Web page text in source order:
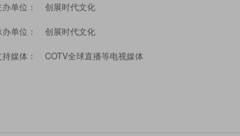
单位： 创展时代文化
单位： 创展时代文化
媒体： COTV全球直播等电视媒体